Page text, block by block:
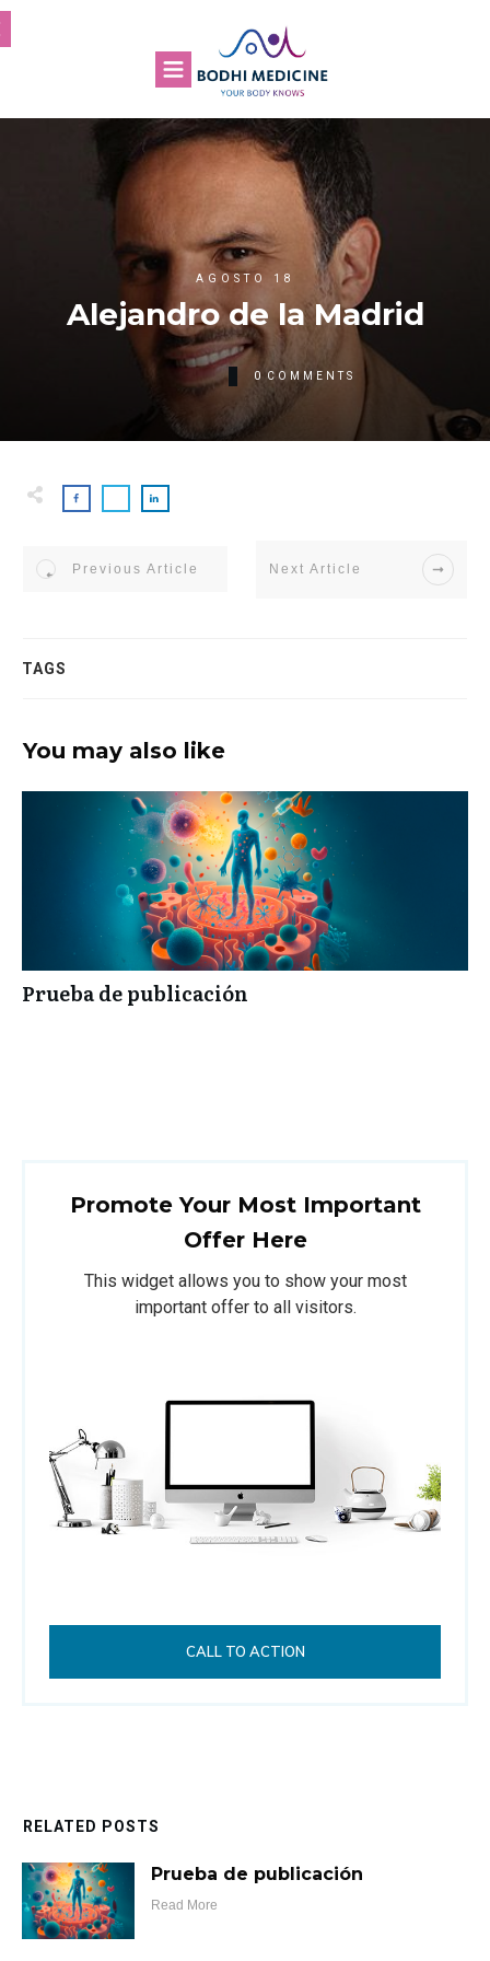
AGOSTO 18
Alejandro de la Madrid
0 COMMENTS
Previous Article Next Article
TAGS
You may also like
Prueba de publicación
Promote Your Most Important
Offer Here
This widget allows you to show your most
important offer to all visitors.
CALL TO ACTION
RELATED POSTS
Prueba de publicación
Read More